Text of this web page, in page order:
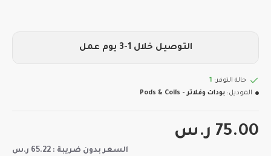
75.00 ر.س
السعر بدون ضريبة : 65.22 ر.س
حالة التوفر: 1
الموديل: بودات وفلاتر - Pods & Coils
التوصيل خلال 1-3 يوم عمل